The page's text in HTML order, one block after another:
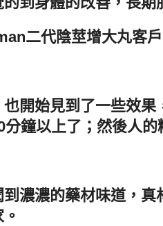
二代陰莖增大丸客
開始見到了一些效
鐘以上了；然後人
濃濃的藥材味道，